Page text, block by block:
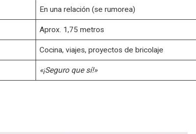
En una relación (se rumorea)
Aprox. 1,75 metros
Cocina, viajes, proyectos de bricolaje
«¡Seguro que sí!»